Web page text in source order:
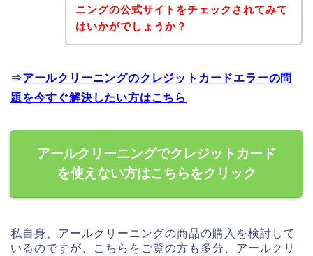
ニングの公式サイトをチェックされてみて
はいかがでしょうか？
⇒アールクリーニングのクレジットカードエラーの問
題を今すぐ解決したい方はこちら
アールクリーニングでクレジットカード
を使えない方はこちらをクリック
私自身、アールクリーニングの商品の購入を検討して
いるのですが、こちらをご覧の方も多分、アールクリ